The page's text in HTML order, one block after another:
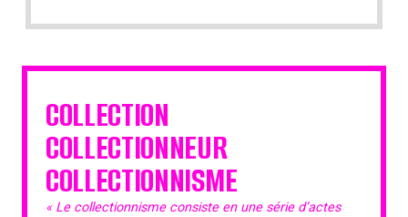
COLLECTION
COLLECTIONNEUR
COLLECTIONNISME
« Le collectionnisme consiste en une série d’actes